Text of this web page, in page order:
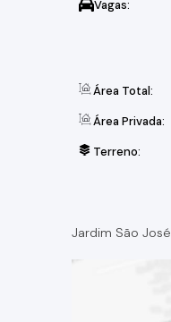
Vagas:
Área Total:
Área Privada:
Terreno:
Jardim São José